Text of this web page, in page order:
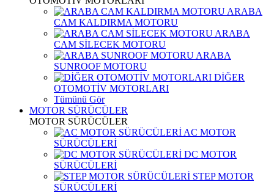
ARABA
CAM KALDIRMA MOTORU
ARABA
CAM SİLECEK MOTORU
ARABA
SUNROOF MOTORU
DİĞER
OTOMOTİV MOTORLARI
Tümünü Gör
MOTOR SÜRÜCÜLER
MOTOR SÜRÜCÜLER
AC MOTOR
SÜRÜCÜLERİ
DC MOTOR
SÜRÜCÜLERİ
STEP MOTOR
SÜRÜCÜLERİ